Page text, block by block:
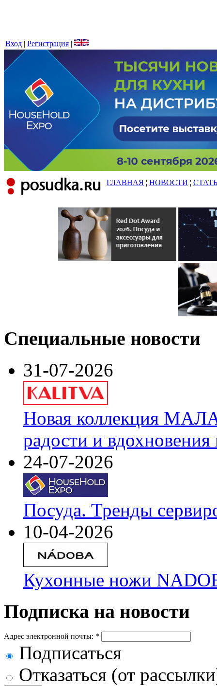
Вход | Регистрация |
ГЛАВНАЯ ¦ НОВОСТИ ¦
Специальные новости
31-07-2026
Новая коллекция
радости и
24-07-2026
Посуда. Тренды
10-04-2026
Кухонные ножи
Подписка на новости
Адрес электронной почты: *
Подписаться
Отказаться (от